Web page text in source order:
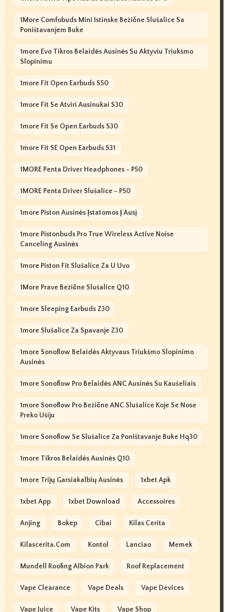
1More Comfobuds Mini Istinske Bežične Slušalice Sa
Poništavanjem Buke
1more Evo Tikros Belaidės Ausinės Su Aktyviu Triukšmo
Slopinimu
1more Fit Open Earbuds S50
1more Fit Se Atviri Ausinukai S30
1more Fit Se Open Earbuds S30
1more Fit SE Open Earbuds S31
1MORE Penta Driver Headphones - P50
1MORE Penta Driver Slušalice - P50
1more Piston Ausinės Įstatomos Į Ausį
1more Pistonbuds Pro True Wireless Active Noise
Canceling Ausinės
1more Piston Fit Slušalice Za U Uvo
1More Prave Bežične Slušalice Q10
1more Sleeping Earbuds Z30
1more Slušalice Za Spavanje Z30
1more Sonoflow Belaidės Aktyvaus Triukšmo Slopinimo
Ausinės
1more Sonoflow Pro Belaidės ANC Ausinės Su Kaušeliais
1more Sonoflow Pro Bežične ANC Slušalice Koje Se Nose
Preko Ušiju
1more Sonoflow Se Slušalice Za Poništavanje Buke Hq30
1more Tikros Belaidės Ausinės Q10
1more Trijų Garsiakalbių Ausinės 1xbet Apk
1xbet App 1xbet Download Accessoires
Anjing Bokep Cibai Kilas Cerita
Kilascerita.com Kontol Lanciao Memek
Mundell Roofing Albion Park Roof Replacement
Vape Clearance Vape Deals Vape Devices
Vape Juice Vape Kits Vape Shop